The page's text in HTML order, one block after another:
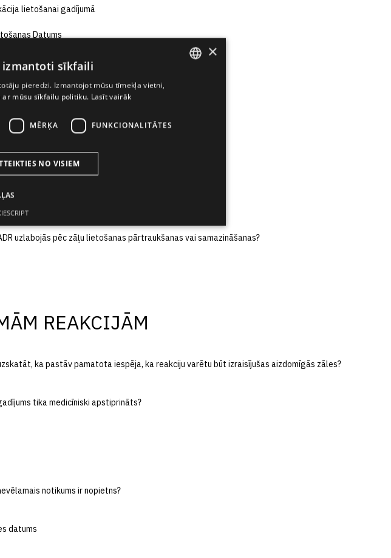
lietošanai gadījumā
Datums
datums
ar aizdomīgām zālēm
datums
uzlabojās pēc zāļu lietošanas pārtraukšanas vai samazināšanas?
REAKCIJĀM
ka pastāv pamatota iespēja, ka reakciju varētu būt izraisījušas aizdomīgās zāles?
tika medicīniski apstiprināts?
notikums ir nopietns?
datums
×
izmantoti sīkfaili
pieredzi. Izmantojot mūsu tīmekļa vietni,
mūsu sīkfailu politiku. Lasīt vairāk
MĒRĶA FUNKCIONALITĀTES
NO VISIEM